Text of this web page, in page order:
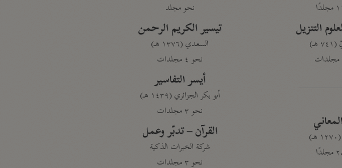
التنزيل
نحو مجلد
تيسير الكريم الرحمن
السعدي (١٣٧٦ هـ)
نحو ٤ مجلدات
أيسر التفاسير
أبو بكر الجزائري (١٤٣٩ هـ)
نحو ٣ مجلدات
القرآن – تدبّر وعمل
شركة الخبرات الذكية
نحو ٣ مجلدات